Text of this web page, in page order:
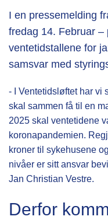
I en pressemelding
fredag 14. Februar –
ventetidstallene for
samsvar med
- I Ventetidsløftet har vi
skal sammen få til en
2025 skal ventetidene
koronapandemien.
kroner til sykehusene
nivåer er sitt ansvar
Jan Christian Vestre.
Derfor